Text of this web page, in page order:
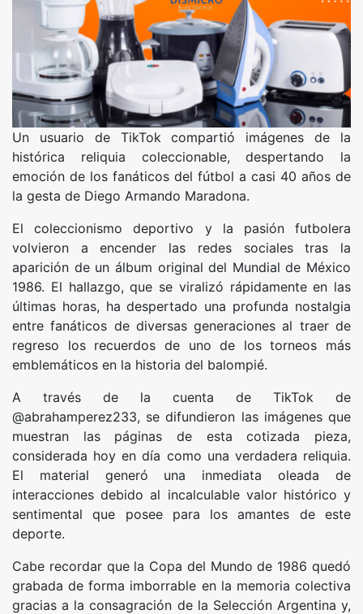
Un usuario de TikTok compartió imágenes de la
histórica reliquia coleccionable, despertando la
emoción de los fanáticos del fútbol a casi 40 años de
la gesta de Diego Armando Maradona.
El coleccionismo deportivo y la pasión futbolera
volvieron a encender las redes sociales tras la
aparición de un álbum original del Mundial de México
1986. El hallazgo, que se viralizó rápidamente en las
últimas horas, ha despertado una profunda nostalgia
entre fanáticos de diversas generaciones al traer de
regreso los recuerdos de uno de los torneos más
emblemáticos en la historia del balompié.
A través de la cuenta de TikTok de
@abrahamperez233, se difundieron las imágenes que
muestran las páginas de esta cotizada pieza,
considerada hoy en día como una verdadera reliquia.
El material generó una inmediata oleada de
interacciones debido al incalculable valor histórico y
sentimental que posee para los amantes de este
deporte.
Cabe recordar que la Copa del Mundo de 1986 quedó
grabada de forma imborrable en la memoria colectiva
gracias a la consagración de la Selección Argentina y,